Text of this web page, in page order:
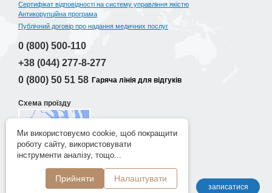
записатися
Сертифікат відповідності на систему управління якістю
Антикорупційна програма
Публічний договір про надання медичних послуг
0 (800) 500-110
+38 (044) 277-8-277
0 (800) 50 51 58 Гаряча лінія для відгуків
Схема проїзду
Розробка сайту
Ми використовуємо cookie, щоб покращити
роботу сайту, використовувати
інструменти аналізу, тощо...
Прийняти Налаштувати